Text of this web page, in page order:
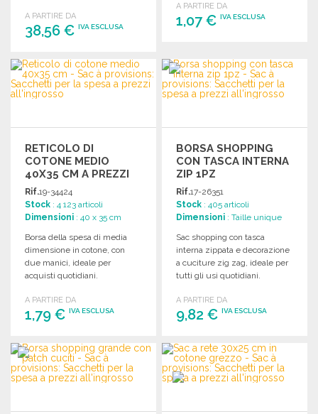
alimenti.
A PARTIRE DA
38,56 € IVA ESCLUSA
ORDINARE
Richiedi un preventivo
A PARTIRE DA
1,07 €IVA ESCLUSA
Richiedi un preventivo
RETICOLO DI
COTONE MEDIO
40X35 CM A PREZZI
ALL'INGROSSO
Rif.19-34424
Stock : 4 123 articoli
Dimensioni : 40 x 35 cm
Borsa della spesa di media
dimensione in cotone, con
due manici, ideale per
acquisti quotidiani.
A PARTIRE DA
1,79 € IVA ESCLUSA
ORDINARE
Richiedi un preventivo
BORSA SHOPPING
CON TASCA INTERNA
ZIP 1PZ
Rif.17-26351
Stock : 405 articoli
Dimensioni : Taille unique
Sac shopping con tasca
interna zippata e decorazione
a cuciture zig zag, ideale per
tutti gli usi quotidiani.
A PARTIRE DA
9,82 €IVA ESCLUSA
ORDINARE
Richiedi un preventivo